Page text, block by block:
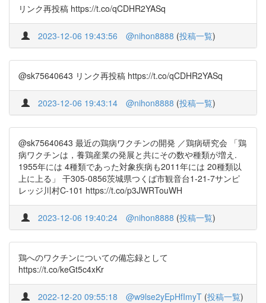
リンク再投稿 https://t.co/qCDHR2YASq
2023-12-06 19:43:56 @nihon8888 (投稿一覧)
@sk75640643 リンク再投稿 https://t.co/qCDHR2YASq
2023-12-06 19:43:14 @nihon8888 (投稿一覧)
@sk75640643 最近の鶏病ワクチンの開発 ／鶏病研究会 「鶏
病ワクチンは，養鶏産業の発展と共にその数や種類が増え.
1955年には 4種類であった対象疾病も2011年には 20種類以
上に上る」 干305-0856茨城県つくば市観音台1-21-7サンピ
レッジ川村C-101 https://t.co/p3JWRTouWH
2023-12-06 19:40:24 @nihon8888 (投稿一覧)
鶏へのワクチンについての備忘録として
https://t.co/keGt5c4xKr
2022-12-20 09:55:18 @w9lse2yEpHfImyT (投稿一覧)